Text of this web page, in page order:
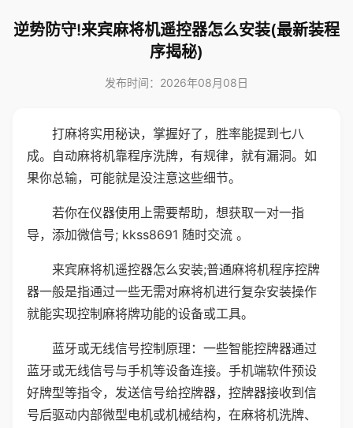
逆势防守!来宾麻将机遥控器怎么安装(最新装程
序揭秘)
发布时间：2026年08月08日
打麻将实用秘诀，掌握好了，胜率能提到七八
成。自动麻将机靠程序洗牌，有规律，就有漏洞。如
果你总输，可能就是没注意这些细节。
若你在仪器使用上需要帮助，想获取一对一指
导，添加微信号; kkss8691 随时交流 。
来宾麻将机遥控器怎么安装;普通麻将机程序控牌
器一般是指通过一些无需对麻将机进行复杂安装操作
就能实现控制麻将牌功能的设备或工具。
蓝牙或无线信号控制原理：一些智能控牌器通过
蓝牙或无线信号与手机等设备连接。手机端软件预设
好牌型等指令，发送信号给控牌器，控牌器接收到信
号后驱动内部微型电机或机械结构，在麻将机洗牌、